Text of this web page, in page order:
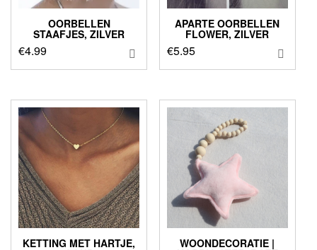
OORBELLEN
STAAFJES, ZILVER
€4.99
APARTE OORBELLEN
FLOWER, ZILVER
€5.95
KETTING MET HARTJE, WOONDECORATIE |